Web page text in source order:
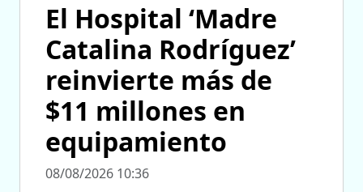
El Hospital ‘Madre
Catalina Rodríguez’
reinvierte más de
$11 millones en
equipamiento
08/08/2026 10:36